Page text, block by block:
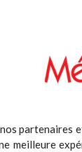
partenaires
meilleure